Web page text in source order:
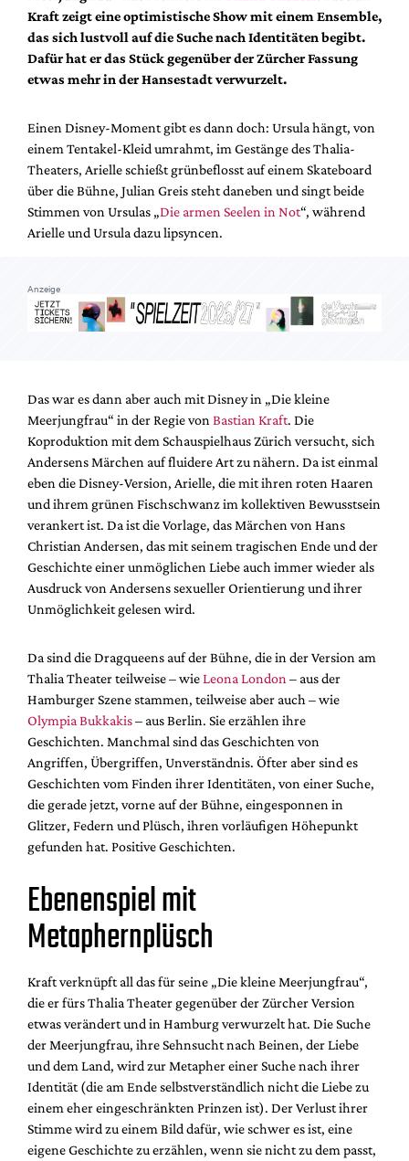
Podcast
Service
Shop / Abo
Redaktion
Autor:innen
Partner
Mediadaten
Suche
Kraft zeigt eine optimistische Show mit einem Ensemble,
das sich lustvoll auf die Suche nach Identitäten begibt.
Dafür hat er das Stück gegenüber der Zürcher Fassung
etwas mehr in der Hansestadt verwurzelt.
Einen Disney-Moment gibt es dann doch: Ursula hängt, von
einem Tentakel-Kleid umrahmt, im Gestänge des Thalia-
Theaters, Arielle schießt grünbeflosst auf einem Skateboard
über die Bühne, Julian Greis steht daneben und singt beide
Stimmen von Ursulas „Die armen Seelen in Not“, während
Arielle und Ursula dazu lipsyncen.
Anzeige
Das war es dann aber auch mit Disney in „Die kleine
Meerjungfrau“ in der Regie von Bastian Kraft. Die
Koproduktion mit dem Schauspielhaus Zürich versucht, sich
Andersens Märchen auf fluidere Art zu nähern. Da ist einmal
eben die Disney-Version, Arielle, die mit ihren roten Haaren
und ihrem grünen Fischschwanz im kollektiven Bewusstsein
verankert ist. Da ist die Vorlage, das Märchen von Hans
Christian Andersen, das mit seinem tragischen Ende und der
Geschichte einer unmöglichen Liebe auch immer wieder als
Ausdruck von Andersens sexueller Orientierung und ihrer
Unmöglichkeit gelesen wird.
Da sind die Dragqueens auf der Bühne, die in der Version am
Thalia Theater teilweise – wieLeona London – aus der
Hamburger Szene stammen, teilweise aber auch – wie
Olympia Bukkakis– aus Berlin. Sie erzählen ihre
Geschichten. Manchmal sind das Geschichten von
Angriffen, Übergriffen, Unverständnis. Öfter aber sind es
Geschichten vom Finden ihrer Identitäten, von einer Suche,
die gerade jetzt, vorne auf der Bühne, eingesponnen in
Glitzer, Federn und Plüsch, ihren vorläufigen Höhepunkt
gefunden hat. Positive Geschichten.
Ebenenspiel mit
Metaphernplüsch
Kraft verknüpft all das für seine „Die kleine Meerjungfrau“,
die er fürs Thalia Theater gegenüber der Zürcher Version
etwas verändert und in Hamburg verwurzelt hat. Die Suche
der Meerjungfrau, ihre Sehnsucht nach Beinen, der Liebe
und dem Land, wird zur Metapher einer Suche nach ihrer
Identität (die am Ende selbstverständlich nicht die Liebe zu
einem eher eingeschränkten Prinzen ist). Der Verlust ihrer
Stimme wird zu einem Bild dafür, wie schwer es ist, eine
eigene Geschichte zu erzählen, wenn sie nicht zu dem passt,